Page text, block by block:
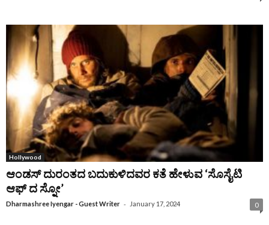
Hollywood
ಆಂಡಸ್ ದುರಂತದ ಬದುಕುಳಿದವರ ಕತೆ ಹೇಳುವ ‘ಸೊಸೈಟಿ
ಆಫ್ ದ ಸ್ನೋ’
Dharmashree Iyengar - Guest Writer - January 17, 2024 0